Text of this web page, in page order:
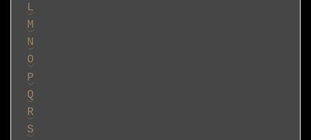
L
M
N
O
P
Q
R
S